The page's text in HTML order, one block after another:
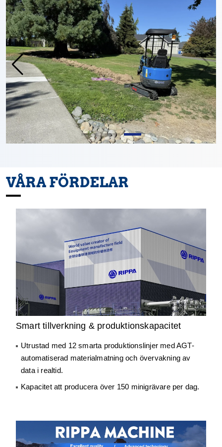
VÅRA FÖRDELAR
Smart tillverkning & produktionskapacitet
Utrustad med 12 smarta produktionslinjer med AGT-
automatiserad materialmatning och övervakning av
data i realtid.
Kapacitet att producera över 150 minigrävare per dag.